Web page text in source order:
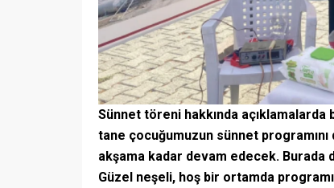
Sünnet töreni hakkında açıklamalarda
tane çocuğumuzun sünnet
akşama kadar devam edecek.
Güzel neşeli, hoş bir ortamda